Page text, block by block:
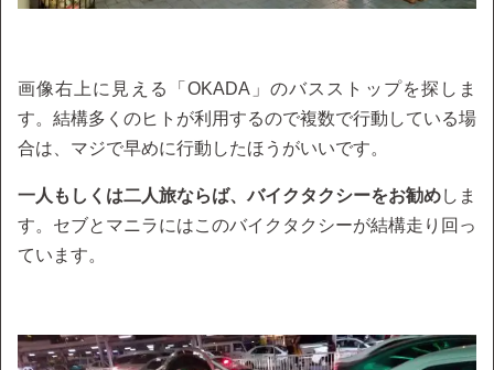
画像右上に見える「OKADA」のバスストップを探しま
す。結構多くのヒトが利用するので複数で行動している場
合は、マジで早めに行動したほうがいいです。
一人もしくは二人旅ならば、バイクタクシーをお勧めしま
す。セブとマニラにはこのバイクタクシーが結構走り回っ
ています。